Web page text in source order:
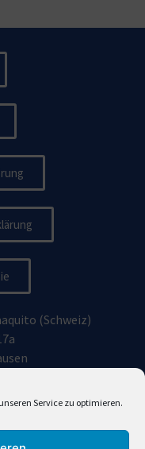
Service zu optimieren.
(Schweiz)